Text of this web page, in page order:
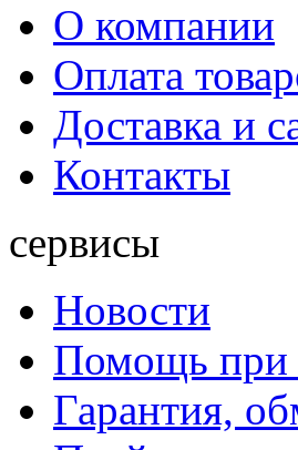
О компании
Оплата
Доставка и
Контакты
сервисы
Новости
Помощь при
Гарантия,